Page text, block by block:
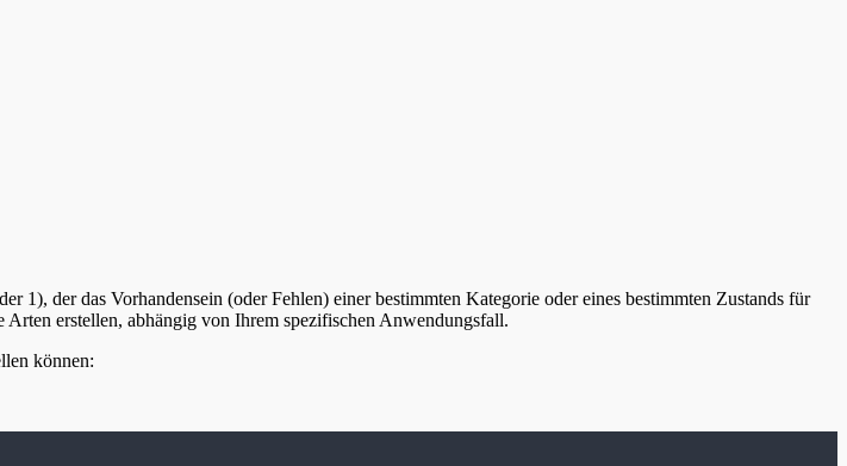
1), der das Vorhandensein (oder Fehlen) einer bestimmten Kategorie oder eines bestimmten Zustands für
erstellen, abhängig von Ihrem spezifischen Anwendungsfall.
können: